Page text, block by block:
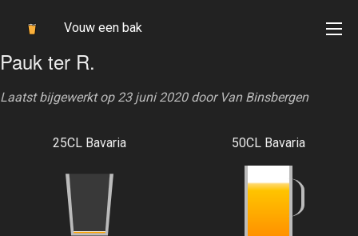
Vouw een bak
Pauk ter R.
Laatst bijgewerkt op 23 juni 2020 door Van Binsbergen
25CL Bavaria 50CL Bavaria